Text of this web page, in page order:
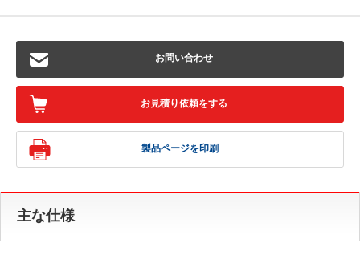
お問い合わせ
お見積り依頼をする
製品ページを印刷
主な仕様